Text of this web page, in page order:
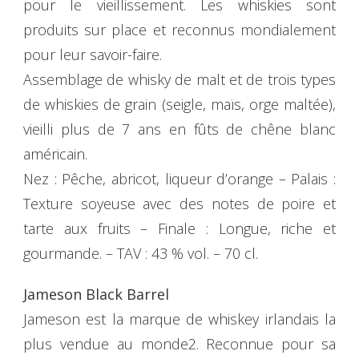
pour le vieillissement. Les whiskies sont
produits sur place et reconnus mondialement
pour leur savoir-faire.
Assemblage de whisky de malt et de trois types
de whiskies de grain (seigle, maïs, orge maltée),
vieilli plus de 7 ans en fûts de chêne blanc
américain.
Nez : Pêche, abricot, liqueur d’orange – Palais :
Texture soyeuse avec des notes de poire et
tarte aux fruits – Finale : Longue, riche et
gourmande. – TAV : 43 % vol. – 70 cl.
Jameson Black Barrel
Jameson est la marque de whiskey irlandais la
plus vendue au monde2. Reconnue pour sa